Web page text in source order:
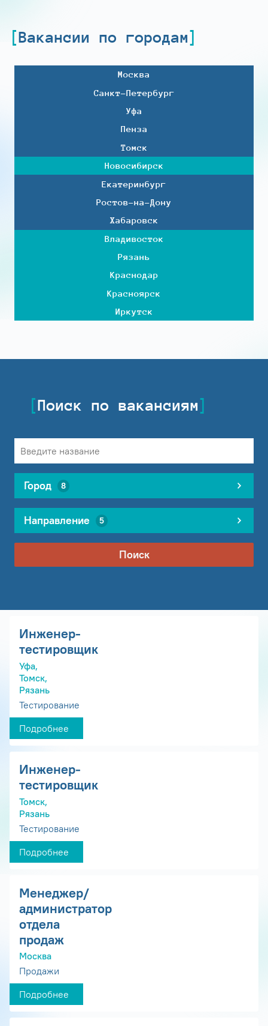
Вакансии по городам
Москва
Санкт-Петербург
Уфа
Пенза
Томск
Новосибирск
Екатеринбург
Ростов-на-Дону
Хабаровск
Владивосток
Рязань
Краснодар
Красноярск
Иркутск
Поиск по вакансиям
Город 8
Направление 5
Поиск
Инженер-
тестировщик
Уфа,
Томск,
Рязань
Тестирование
Подробнее
Инженер-
тестировщик
Томск,
Рязань
Тестирование
Подробнее
Менеджер/
администратор
отдела
продаж
Москва
Продажи
Подробнее